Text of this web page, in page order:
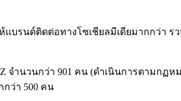
แบรนด์ติดต่อทางโซเชียลมีเดียมากกว่า
จำนวนกว่า 901 คน (ดำเนินการตามกฏ
กว่า 500 คน